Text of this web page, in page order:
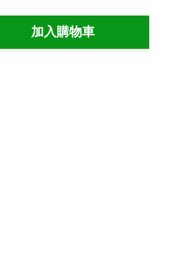
加入購物車